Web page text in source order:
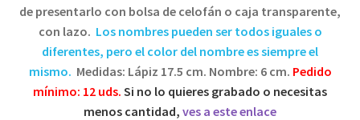
de presentarlo con bolsa de celofán o caja transparente,
con lazo. Los nombres pueden ser todos iguales o
diferentes, pero el color del nombre es siempre el
mismo. Medidas: Lápiz 17.5 cm. Nombre: 6 cm. Pedido
mínimo: 12 uds. Si no lo quieres grabado o necesitas
menos cantidad, ves a este enlace